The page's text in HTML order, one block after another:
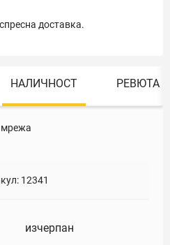
доставка.
НАЛИЧНОСТ РЕВЮТА
мрежа
12341
изчерпан